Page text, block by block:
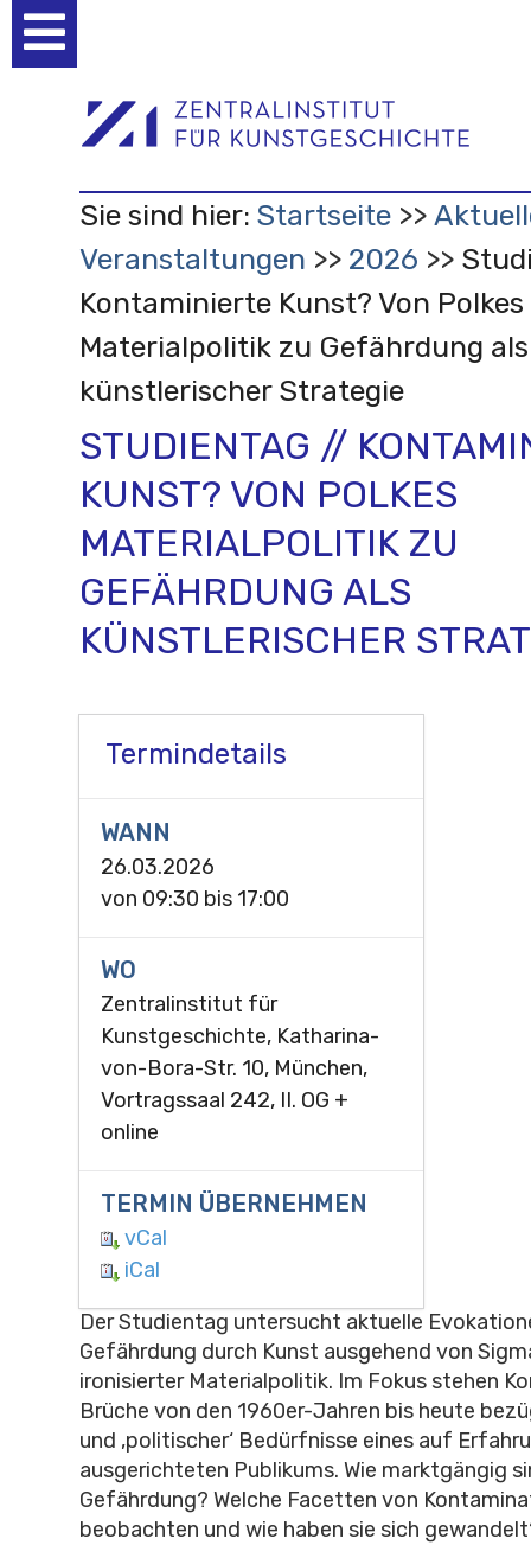
Werkzeuge
Sie sind hier: Startseite
Veranstaltungen
2026
Kontaminierte Kunst? Von Polkes
Materialpolitik zu Gefährdung als
künstlerischer Strategie
STUDIENTAG //
KUNST? VON POLKES
MATERIALPOLITIK ZU
GEFÄHRDUNG ALS
KÜNSTLERISCHER
Termindetails
WANN
26.03.2026
von 09:30 bis 17:00
WO
Zentralinstitut für
Kunstgeschichte, Katharina-
von-Bora-Str. 10, München,
Vortragssaal 242, II. OG +
online
TERMIN ÜBERNEHMEN
vCal
iCal
Der Studientag untersucht aktuelle
Gefährdung durch Kunst ausgehend von
ironisierter Materialpolitik. Im Fokus stehen
Brüche von den 1960er-Jahren bis heute
und ‚politischer‘ Bedürfnisse eines auf
ausgerichteten Publikums. Wie marktgängig
Gefährdung? Welche Facetten von
beobachten und wie haben sie sich